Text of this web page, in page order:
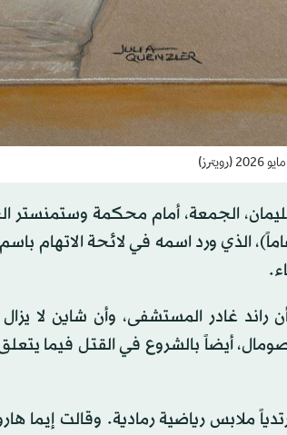
الجمعة، أمام محكمة وستمنستر
(34 عاماً)، وموشيه شاين (76 ‌عاماً)، الذي ورد اسمه في
‌غادر المستشفى، وأن شاين لا
أيضاً بالشروع في القتل فيما
ملابس رياضية رمادية. وقالت إيما